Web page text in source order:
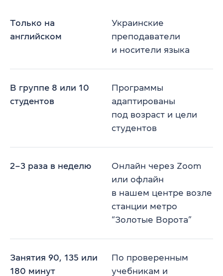
Только на
английском
Украинские
преподаватели
и носители языка
В группе 8 или 10
студентов
Программы
адаптированы
под возраст и цели
студентов
2–3 раза в неделю
Онлайн через Zoom
или офлайн
в нашем центре возле
станции метро
“Золотые Ворота”
Занятия 90, 135 или
180 минут
По проверенным
учебникам и